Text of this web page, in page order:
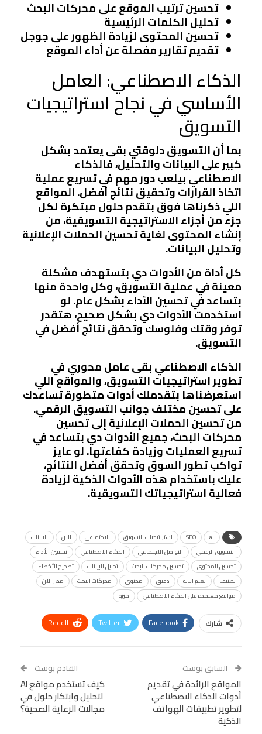
تحسين ترتيب الموقع على محركات البحث
تحليل الكلمات الرئيسية
تحسين المحتوى لزيادة الظهور على جوجل
تقديم تقارير مفصلة عن أداء الموقع
الذكاء الاصطناعي: العامل
الأساسي في نجاح استراتيجيات
التسويق
بما أن التسويق دلوقتي بقى يعتمد بشكل
كبير على البيانات والتحليل، فالذكاء
الاصطناعي بيلعب دور مهم في تسريع عملية
اتخاذ القرارات وتحقيق نتائج أفضل. المواقع
اللي ذكرناها فوق بتقدم حلول مبتكرة لكل
جزء من أجزاء الاستراتيجية التسويقية، من
إنشاء المحتوى لغاية تحسين الحملات الإعلانية
وتحليل البيانات.
كل أداة من الأدوات دي بتستهدف مشكلة
معينة في عملية التسويق، وكل واحدة منها
بتساعد في تحسين الأداء بشكل عام. لو
استخدمت الأدوات دي بشكل صحيح، هتقدر
توفر وقتك وفلوسك وتحقق نتائج أفضل في
التسويق.
الذكاء الاصطناعي بقى عامل محوري في
تطوير استراتيجيات التسويق، والمواقع اللي
استعرضناها بتقدملك أدوات متطورة تساعدك
على تحسين مختلف جوانب التسويق الرقمي.
من تحسين الحملات الإعلانية إلى تحسين
محركات البحث، جميع الأدوات دي بتساعد في
تسريع العمليات وزيادة كفاءتها. لو عايز
تواكب تطور السوق وتحقق أفضل النتائج،
عليك باستخدام هذه الأدوات الذكية لزيادة
فعالية استراتيجياتك التسويقية.
ai
SEO استراتيجيات التسويق الاجتماعي الان
البيانات
التسويق الرقمي
التواصل الاجتماعي الذكاء الاصطناعي
تحسين الأداء
تحسين المحتوى
تحسين محركات البحث تحليل البيانات
تصحيح الأخطاء
تصنيف
تعلم الآلة دقيق محتوى محركات البحث
مصر الان
مواقع معتمدة على الذكاء الاصطناعي
ميزة
شارك Facebook
Twitter
ReddIt
Tumblr
البريد الإلكتروني
StumbleUpon
VK
Digg
LINE
BlackBerry
Viber
طباعة
السابق بوست
المواقع الرائدة في تقديم
أدوات الذكاء الاصطناعي
لتطوير تطبيقات الهواتف
الذكية
القادم بوست
كيف تستخدم مواقع AI
لتحليل وابتكار حلول في
مجالات الرعاية الصحية؟